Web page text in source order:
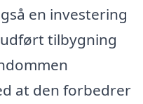
en investering
tilbygning
at den forbedrer